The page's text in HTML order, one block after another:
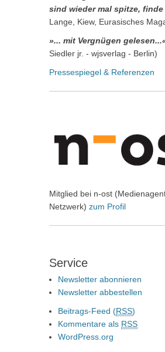
sind wieder mal spitze,
Lange, Kiew, Eurasisches
»... mit Vergnügen
Siedler jr. - wjsverlag - Berlin)
Pressespiegel & Referenzen
Mitglied bei n-ost
Netzwerk) zum Profil
Service
Newsletter abonnieren
Newsletter abbestellen
Beitrags-Feed (RSS)
Kommentare als RSS
WordPress.org